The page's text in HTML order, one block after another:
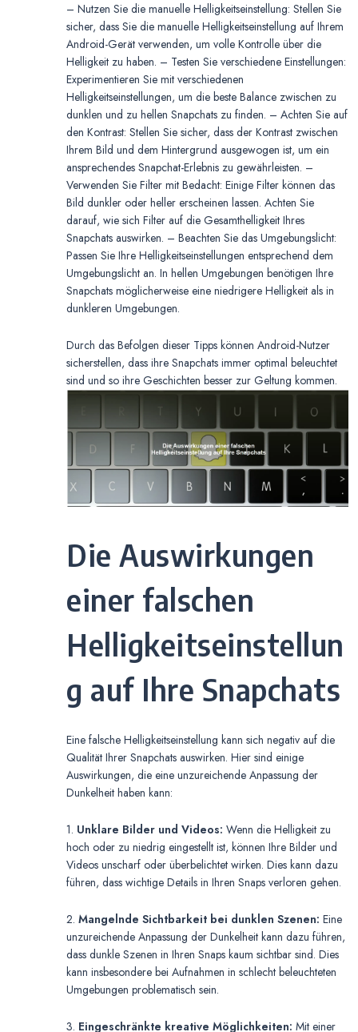
– Nutzen Sie die manuelle Helligkeitseinstellung: Stellen Sie
sicher, dass Sie die manuelle Helligkeitseinstellung auf Ihrem
Android-Gerät verwenden, um volle Kontrolle über die
Helligkeit zu haben. – Testen Sie verschiedene Einstellungen:
Experimentieren Sie mit verschiedenen
Helligkeitseinstellungen, um die beste Balance zwischen zu
dunklen und zu hellen Snapchats zu finden. – Achten Sie auf
den Kontrast: Stellen Sie sicher, dass der Kontrast zwischen
Ihrem Bild und dem Hintergrund ausgewogen ist, um ein
ansprechendes Snapchat-Erlebnis zu gewährleisten. –
Verwenden Sie Filter mit Bedacht: Einige Filter können das
Bild dunkler oder heller erscheinen lassen. Achten Sie
darauf, wie sich Filter auf die Gesamthelligkeit Ihres
Snapchats auswirken. – Beachten Sie das Umgebungslicht:
Passen Sie Ihre Helligkeitseinstellungen entsprechend dem
Umgebungslicht an. In hellen Umgebungen benötigen Ihre
Snapchats möglicherweise eine niedrigere Helligkeit als in
dunkleren Umgebungen.
Durch das Befolgen dieser Tipps können Android-Nutzer
sicherstellen, dass ihre Snapchats immer optimal beleuchtet
sind und so ihre Geschichten besser zur Geltung kommen.
Die Auswirkungen
einer falschen
Helligkeitseinstellun
g auf Ihre Snapchats
Eine falsche Helligkeitseinstellung kann sich negativ auf die
Qualität Ihrer Snapchats auswirken. Hier sind einige
Auswirkungen, die eine unzureichende Anpassung der
Dunkelheit haben kann:
1. Unklare Bilder und Videos: Wenn die Helligkeit zu
hoch oder zu niedrig eingestellt ist, können Ihre Bilder und
Videos unscharf oder überbelichtet wirken. Dies kann dazu
führen, dass wichtige Details in Ihren Snaps verloren gehen.
2. Mangelnde Sichtbarkeit bei dunklen Szenen: Eine
unzureichende Anpassung der Dunkelheit kann dazu führen,
dass dunkle Szenen in Ihren Snaps kaum sichtbar sind. Dies
kann insbesondere bei Aufnahmen in schlecht beleuchteten
Umgebungen problematisch sein.
3. Eingeschränkte kreative Möglichkeiten: Mit einer